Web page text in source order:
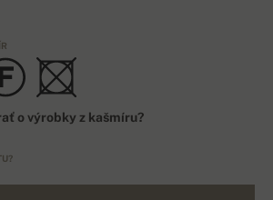
o výrobky z kašmíru?